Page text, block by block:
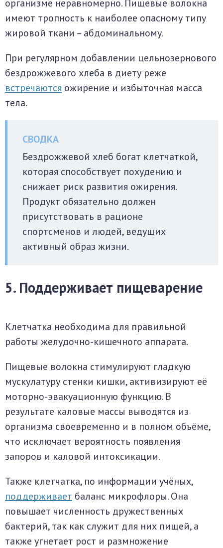
организме неравномерно. Пищевые волокна
имеют тропность к наиболее опасному типу
жировой ткани – абдоминальному.
При регулярном добавлении цельнозернового
бездрожжевого хлеба в диету реже
встречаются ожирение и избыточная масса
тела.
Бездрожжевой хлеб богат клетчаткой,
которая способствует похудению и
снижает риск развития ожирения.
Продукт обязательно должен
присутствовать в рационе
спортсменов и людей, ведущих
активный образ жизни.
5. Поддерживает пищеварение
Клетчатка необходима для правильной
работы желудочно-кишечного аппарата.
Пищевые волокна стимулируют гладкую
мускулатуру стенки кишки, активизируют её
моторно-эвакуационную функцию. В
результате каловые массы выводятся из
организма своевременно и в полном объёме,
что исключает вероятность появления
запоров и каловой интоксикации.
Также клетчатка, по информации учёных,
поддерживает баланс микрофлоры. Она
повышает численность дружественных
бактерий, так как служит для них пищей, а
также угнетает рост и размножение